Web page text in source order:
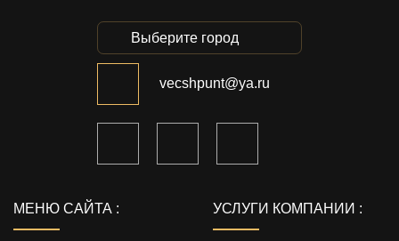
Выберите город
vecshpunt@ya.ru
МЕНЮ САЙТА : УСЛУГИ КОМПАНИИ :